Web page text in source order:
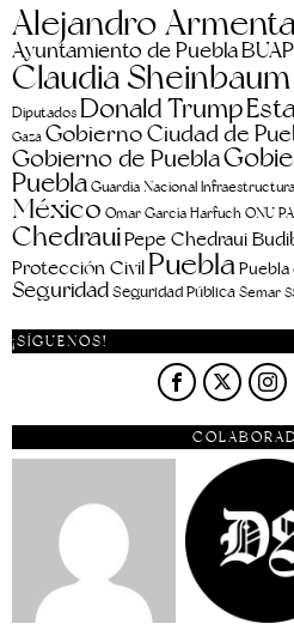
Alejandro Armenta
Ayuntamiento de PueblaBUAP
Claudia Sheinbaum
Diputados Donald Trump
Gaza Gobierno Ciudad de
Gobierno de Puebla
PueblaGuardia Nacional Infraestructura
México Omar García Harfuch ONU
ChedrauiPepe Chedraui
Protección Civil PueblaPuebla
SeguridadSeguridad Pública Semar
¡SÍGUENOS!